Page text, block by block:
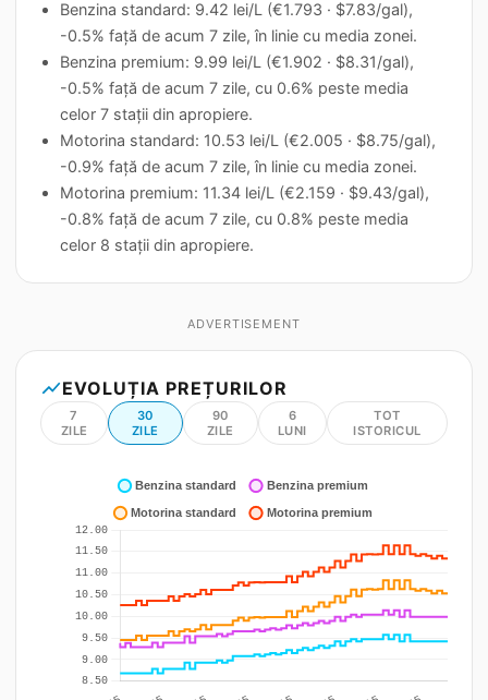
Benzina standard: 9.42 lei/L (€1.793 · $7.83/gal),
-0.5% față de acum 7 zile, în linie cu media zonei.
Benzina premium: 9.99 lei/L (€1.902 · $8.31/gal),
-0.5% față de acum 7 zile, cu 0.6% peste media
celor 7 stații din apropiere.
Motorina standard: 10.53 lei/L (€2.005 · $8.75/gal),
-0.9% față de acum 7 zile, în linie cu media zonei.
Motorina premium: 11.34 lei/L (€2.159 · $9.43/gal),
-0.8% față de acum 7 zile, cu 0.8% peste media
celor 8 stații din apropiere.
ADVERTISEMENT
show_chartEVOLUȚIA PREȚURILOR
7
ZILE
30
ZILE
90
ZILE
6
LUNI
TOT
ISTORICUL